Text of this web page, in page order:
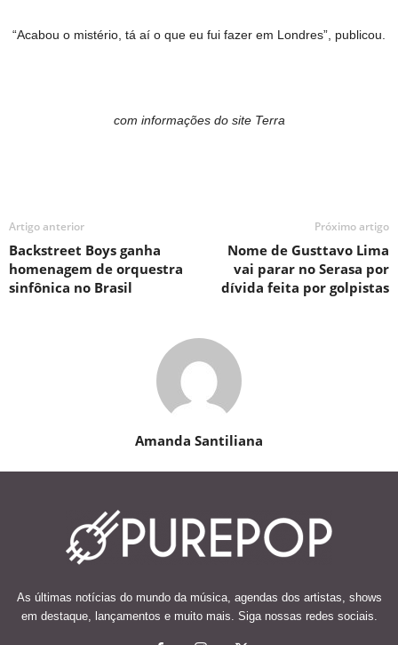
“Acabou o mistério, tá aí o que eu fui fazer em Londres” , publicou.
com informações do site Terra
Artigo anterior
Backstreet Boys ganha
homenagem de orquestra
sinfônica no Brasil
Próximo artigo
Nome de Gusttavo Lima
vai parar no Serasa por
dívida feita por golpistas
Amanda Santiliana
As últimas notícias do mundo da música, agendas dos artistas, shows
em destaque, lançamentos e muito mais. Siga nossas redes sociais.